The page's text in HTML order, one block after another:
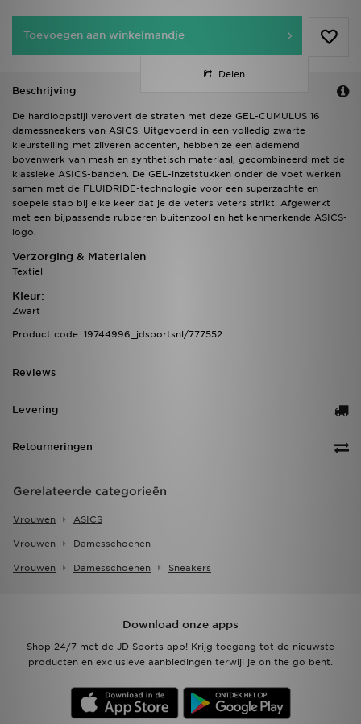
Toevoegen aan winkelmandje
Delen
Beschrijving
De hardloopstijl verovert de straten met deze GEL-CUMULUS 16
damessneakers van ASICS. Uitgevoerd in een volledig zwarte
kleurstelling met zilveren accenten, hebben ze een ademend
bovenwerk van mesh en synthetisch materiaal, gecombineerd met de
klassieke ASICS-banden. De GEL-inzetstukken onder de voet werken
samen met de FLUIDRIDE-technologie voor een superzachte en
soepele stap bij elke keer dat je de veters veters strikt. Afgewerkt
met een bijpassende rubberen buitenzool en het kenmerkende ASICS-
logo.
Verzorging & Materialen
Textiel
Kleur:
Zwart
Product code: 19744996_jdsportsnl/777552
Reviews
Levering
Retourneringen
Gerelateerde categorieën
Vrouwen ASICS
Vrouwen Damesschoenen
Vrouwen Damesschoenen Sneakers
Download onze apps
Shop 24/7 met de JD Sports app! Krijg toegang tot de nieuwste
producten en exclusieve aanbiedingen terwijl je on the go bent.